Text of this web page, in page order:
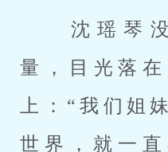
量，目光落在
上：“我们姐
世界，就一